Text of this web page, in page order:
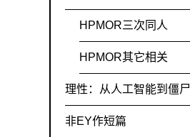
HPMOR三次同人
HPMOR其它相关
理性：从人工智能到僵尸
非EY作短篇